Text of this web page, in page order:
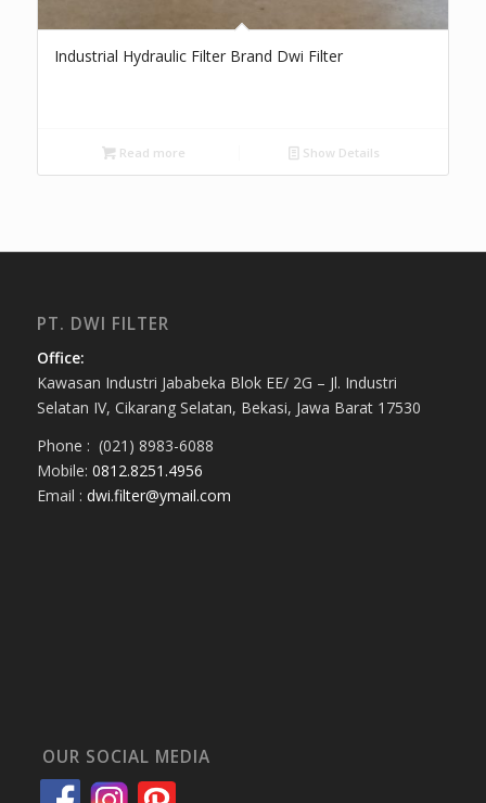
Industrial Hydraulic Filter Brand Dwi Filter
Read more Show Details
PT. DWI FILTER
Office:
Kawasan Industri Jababeka Blok EE/ 2G – Jl. Industri
Selatan IV, Cikarang Selatan, Bekasi, Jawa Barat 17530
Phone : (021) 8983-6088
Mobile: 0812.8251.4956
Email : dwi.filter@ymail.com
OUR SOCIAL MEDIA